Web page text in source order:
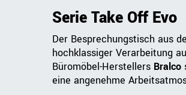
Serie Take Off Evo
Der Besprechungstisch aus
hochklassiger Verarbeitung
Büromöbel-Herstellers Bralco
eine angenehme